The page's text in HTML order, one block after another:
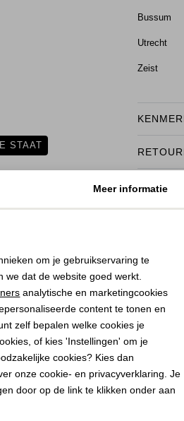
STAAT
Bussum
Utrecht
Zeist
Marketing cookies
Meer informatie
om je gebruikservaring te
dat de website goed werkt.
analytische en marketingcookies
content te tonen en
zelf bepalen welke cookies je
of kies 'Instellingen' om je
cookies? Kies dan
onze cookie- en privacyverklaring. Je
door op de link te klikken onder aan